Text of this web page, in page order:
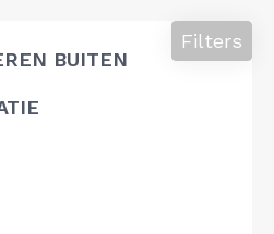
BUITEN
Filters